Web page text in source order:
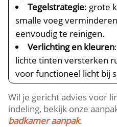
Tegelstrategie: grote
smalle voeg
eenvoudig te reinigen.​
Verlichting en kleuren
lichte tinten versterken
voor functioneel licht bij
Wil je gericht advies voor
indeling, bekijk onze
badkamer aanpak.​